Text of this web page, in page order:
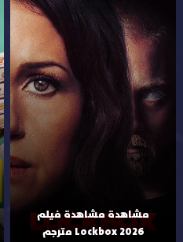
مشاهدة مشاهدة فيلم
Lockbox 2026 مترجم